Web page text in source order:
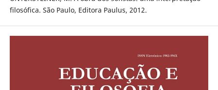
filosófica. São Paulo, Editora Paulus, 2012.